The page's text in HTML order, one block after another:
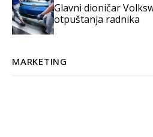
Glavni dioničar
otpuštanja radnika
MARKETING